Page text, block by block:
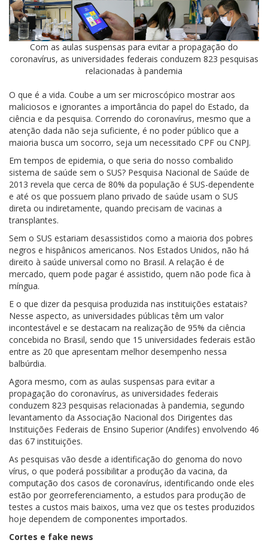
Com as aulas suspensas para evitar a propagação do
coronavírus, as universidades federais conduzem 823 pesquisas
relacionadas à pandemia
O que é a vida. Coube a um ser microscópico mostrar aos
maliciosos e ignorantes a importância do papel do Estado, da
ciência e da pesquisa. Correndo do coronavírus, mesmo que a
atenção dada não seja suficiente, é no poder público que a
maioria busca um socorro, seja um necessitado CPF ou CNPJ.
Em tempos de epidemia, o que seria do nosso combalido
sistema de saúde sem o SUS? Pesquisa Nacional de Saúde de
2013 revela que cerca de 80% da população é SUS-dependente
e até os que possuem plano privado de saúde usam o SUS
direta ou indiretamente, quando precisam de vacinas a
transplantes.
Sem o SUS estariam desassistidos como a maioria dos pobres
negros e hispânicos americanos. Nos Estados Unidos, não há
direito à saúde universal como no Brasil. A relação é de
mercado, quem pode pagar é assistido, quem não pode fica à
míngua.
E o que dizer da pesquisa produzida nas instituições estatais?
Nesse aspecto, as universidades públicas têm um valor
incontestável e se destacam na realização de 95% da ciência
concebida no Brasil, sendo que 15 universidades federais estão
entre as 20 que apresentam melhor desempenho nessa
balbúrdia.
Agora mesmo, com as aulas suspensas para evitar a
propagação do coronavírus, as universidades federais
conduzem 823 pesquisas relacionadas à pandemia, segundo
levantamento da Associação Nacional dos Dirigentes das
Instituições Federais de Ensino Superior (Andifes) envolvendo 46
das 67 instituições.
As pesquisas vão desde a identificação do genoma do novo
vírus, o que poderá possibilitar a produção da vacina, da
computação dos casos de coronavírus, identificando onde eles
estão por georreferenciamento, a estudos para produção de
testes a custos mais baixos, uma vez que os testes produzidos
hoje dependem de componentes importados.
Cortes e fake news